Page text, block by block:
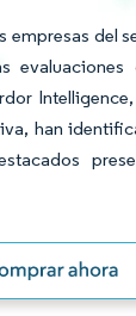
empresas del
han